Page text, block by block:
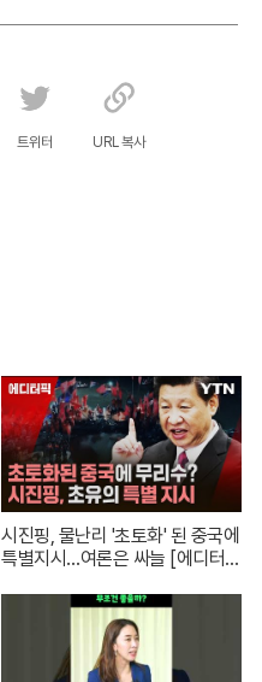
트위터 URL 복사
시진핑, 물난리 '초토화' 된 중국에
특별지시…여론은 싸늘 [에디터